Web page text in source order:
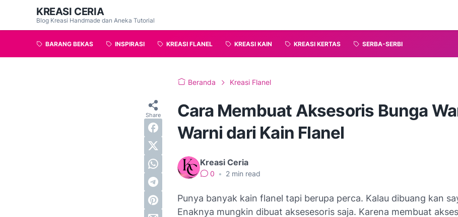
KREASI CERIA
Blog Kreasi Handmade dan Aneka Tutorial
BARANG BEKAS INSPIRASI KREASI FLANEL KREASI KAIN KREASI KERTAS SERBA-SERBI
Beranda Kreasi Flanel
Cara Membuat Aksesoris Bunga
Warni dari Kain Flanel
Kreasi Ceria
0 • 2 min read
Punya banyak kain flanel tapi berupa perca. Kalau dibuang kan
Enaknya mungkin dibuat aksesesoris saja. Karena membuat